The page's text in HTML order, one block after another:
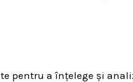
pentru a înțelege și